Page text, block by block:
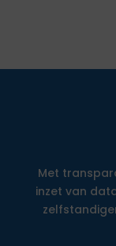
Met
inzet van